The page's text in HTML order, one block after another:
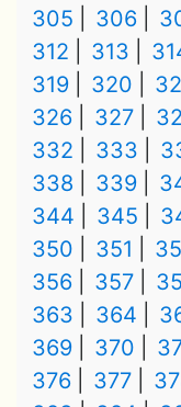
305
306
312
313
319
320
326
327
332
333
338
339
344
345
350
351
356
357
363
364
369
370
376
377